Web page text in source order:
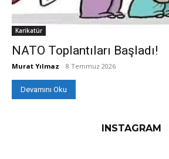
Karikatür
NATO Toplantıları Başladı!
Murat Yılmaz - 8 Temmuz 2026
Devamını Oku
INSTAGRAM